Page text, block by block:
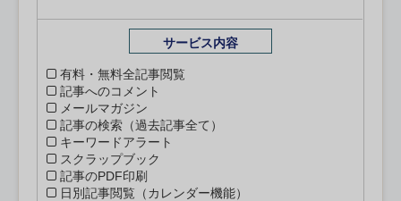
サービス内容
有料・無料全記事閲覧
記事へのコメント
メールマガジン
記事の検索（過去記事全て）
キーワードアラート
スクラップブック
記事のPDF印刷
日別記事閲覧（カレンダー機能）